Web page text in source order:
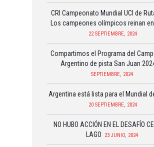
CRI Campeonato Mundial UCI de
Los campeones olímpicos reinan
22 SEPTIEMBRE, 2024
Compartimos el Programa del
Argentino de pista San Juan
SEPTIEMBRE, 2024
Argentina está lista para el Mundial
20 SEPTIEMBRE, 2024
NO HUBO ACCIÓN EN EL DESAFÍO
LAGO
23 JUNIO, 2024